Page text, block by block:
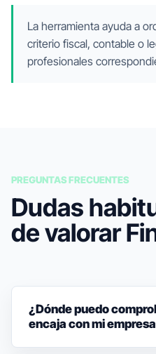
La herramienta ayuda a
criterio fiscal, contable o
profesionales
PREGUNTAS FRECUENTES
Dudas
de valorar
¿Dónde puedo
encaja con mi